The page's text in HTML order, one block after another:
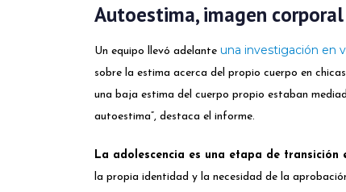
Autoestima, imagen
Un equipo llevó adelante una investigación en
sobre la estima acerca del propio cuerpo en
una baja estima del cuerpo propio estaban
autoestima”, destaca el informe.
La adolescencia es una etapa de
la propia identidad y la necesidad de la